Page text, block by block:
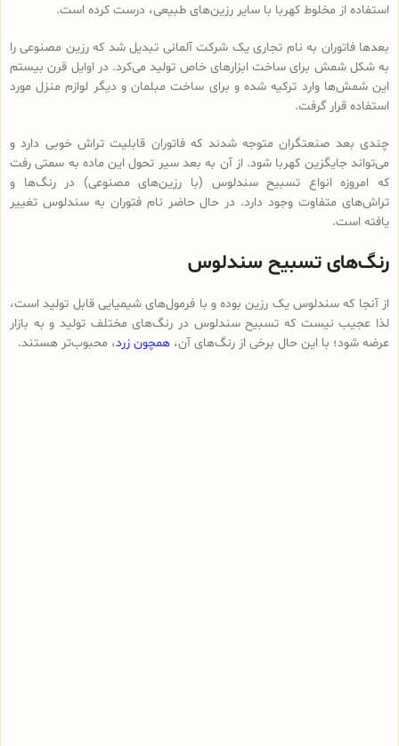
استفاده از مخلوط کهربا با سایر رزین‌های طبیعی، درست کرده است.
بعدها فاتوران به نام تجاری یک شرکت آلمانی تبدیل شد که رزین مصنوعی را
به شکل شمش برای ساخت ابزارهای خاص تولید می‌کرد. در اوایل قرن بیستم
این شمش‌ها وارد ترکیه شده و برای ساخت مبلمان و دیگر لوازم منزل مورد
استفاده قرار گرفت.
چندی بعد صنعتگران متوجه شدند که فاتوران قابلیت تراش خوبی دارد و
می‌تواند جایگزین کهربا شود. از آن به بعد سیر تحول این ماده به سمتی رفت
که امروزه انواع تسبیح‌ سندلوس (با رزین‌های مصنوعی) در رنگ‌ها و
تراش‌های متفاوت وجود دارد. در حال حاضر نام فتوران به سندلوس تغییر
یافته است.
رنگ‌های تسبیح سندلوس
از آنجا که سندلوس یک رزین بوده و با فرمول‌های شیمیایی قابل تولید است،
لذا عجیب نیست که تسبیح سندلوس در رنگ‌های مختلف تولید و به بازار
عرضه شود؛ با این حال برخی از رنگ‌های آن، همچون زرد، محبوب‌تر هستند.